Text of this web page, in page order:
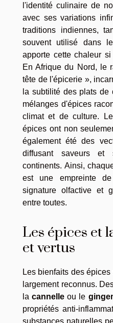
l'identité culinaire de
avec ses variations
traditions indiennes,
souvent utilisé dans
apporte cette chaleur
En Afrique du Nord, le
tête de l'épicerie »,
la subtilité des plats
mélanges d'épices
climat et de culture.
épices ont non
également été des
diffusant saveurs et
continents. Ainsi,
est une empreinte
signature olfactive et
entre toutes.
Les épices et
et vertus
Les bienfaits des
largement reconnus.
lacannelle ou le
propriétés anti-